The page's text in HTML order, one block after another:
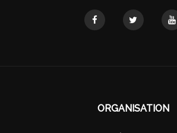
ORGANISATION